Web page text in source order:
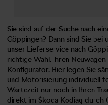
Sie sind auf der Suche nach
Göppingen? Dann sind Sie bei
unser Lieferservice nach
richtige Wahl. Ihren
Konfigurator. Hier legen Sie
und Motorisierung individuell
Wartezeit nur noch in Ihren
direkt im Škoda Kodiaq durch